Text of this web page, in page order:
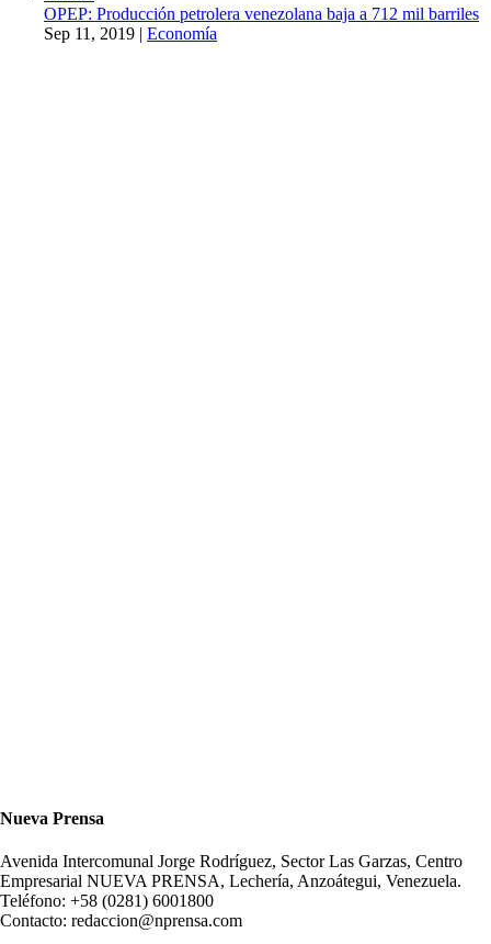
OPEP: Producción petrolera venezolana baja a 712 mil barriles
Sep 11, 2019 | Economía
Nueva Prensa
Avenida Intercomunal Jorge Rodríguez, Sector Las Garzas, Centro
Empresarial NUEVA PRENSA, Lechería, Anzoátegui, Venezuela.
Teléfono: +58 (0281) 6001800
Contacto: redaccion@nprensa.com